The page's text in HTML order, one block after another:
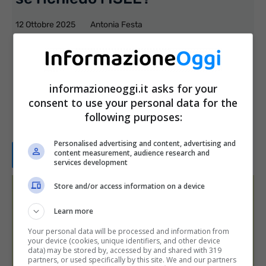
12 Ottobre 2025 Antonia Festa
I nipoti che trasferiscono la residenza
ripercussioni ai fini ISEE? Al riguardo la
legge è molto ...
Leggi tutto...
informazioneoggi.it asks for your
consent to use your personal data for the
following purposes:
Personalised advertising and content, advertising and
content measurement, audience research and
services development
Store and/or access information on a device
Learn more
Your personal data will be processed and information from
your device (cookies, unique identifiers, and other device
data) may be stored by, accessed by and shared with 319
partners, or used specifically by this site. We and our partners